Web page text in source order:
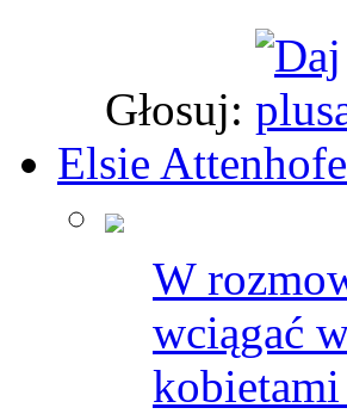
Głosuj:
Elsie
W
wciągać